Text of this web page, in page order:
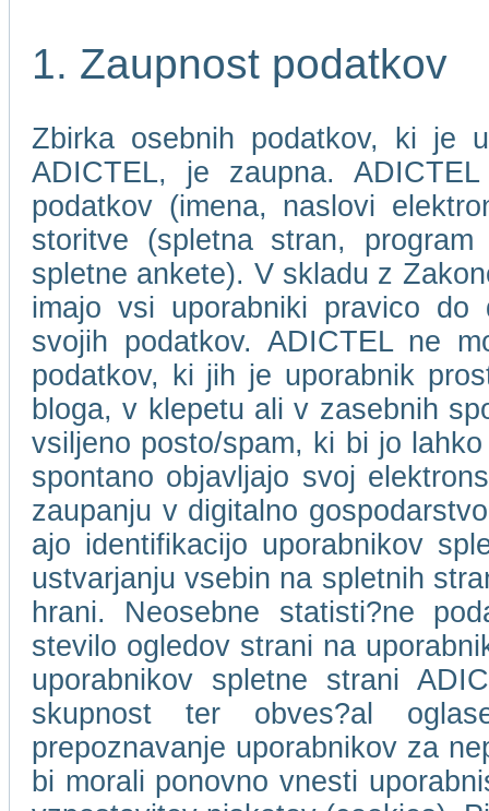
1. Zaupnost podatkov
Zbirka osebnih podatkov, ki je
ADICTEL, je zaupna.
podatkov (imena, naslovi
storitve (spletna stran,
spletne ankete). V skladu z
imajo vsi uporabniki pravico do
svojih podatkov. ADICTEL ne
podatkov, ki jih je uporabnik
bloga, v klepetu ali v zasebnih
vsiljeno posto/spam, ki bi jo
spontano objavljajo svoj
zaupanju v digitalno
ajo identifikacijo uporabnikov
ustvarjanju vsebin na spletnih
hrani. Neosebne statisti?ne
stevilo ogledov strani na
uporabnikov spletne strani
skupnost ter obves?al
prepoznavanje uporabnikov za
bi morali ponovno vnesti